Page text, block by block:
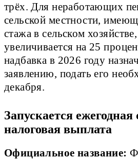
трёх. Для неработающих
сельской местности,
стажа в сельском
увеличивается на 25
надбавка в 2026 году
заявлению, подать его
декабря.
Запускается ежегодная
налоговая выплата
Официальное название: